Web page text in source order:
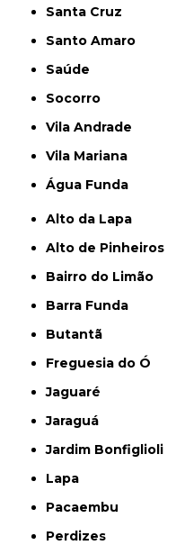
Santa Cruz
Santo Amaro
Saúde
Socorro
Vila Andrade
Vila Mariana
Água Funda
Alto da Lapa
Alto de Pinheiros
Bairro do Limão
Barra Funda
Butantã
Freguesia do Ó
Jaguaré
Jaraguá
Jardim Bonfiglioli
Lapa
Pacaembu
Perdizes